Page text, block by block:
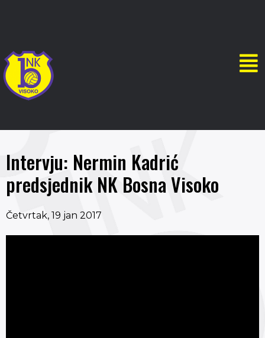
Intervju: Nermin Kadrić
predsjednik NK Bosna Visoko
Četvrtak, 19 jan 2017